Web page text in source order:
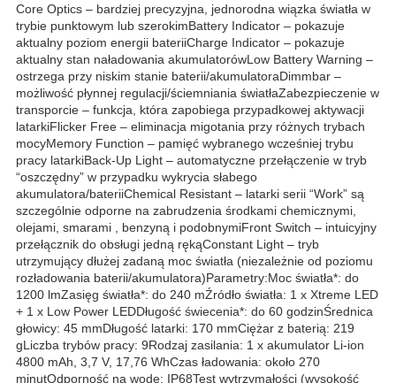
Core Optics – bardziej precyzyjna, jednorodna wiązka światła w
trybie punktowym lub szerokimBattery Indicator – pokazuje
aktualny poziom energii bateriiCharge Indicator – pokazuje
aktualny stan naładowania akumulatorówLow Battery Warning –
ostrzega przy niskim stanie baterii/akumulatoraDimmbar –
możliwość płynnej regulacji/ściemniania światłaZabezpieczenie w
transporcie – funkcja, która zapobiega przypadkowej aktywacji
latarkiFlicker Free – eliminacja migotania przy różnych trybach
mocyMemory Function – pamięć wybranego wcześniej trybu
pracy latarkiBack-Up Light – automatyczne przełączenie w tryb
“oszczędny” w przypadku wykrycia słabego
akumulatora/bateriiChemical Resistant – latarki serii “Work” są
szczególnie odporne na zabrudzenia środkami chemicznymi,
olejami, smarami , benzyną i podobnymiFront Switch – intuicyjny
przełącznik do obsługi jedną rękąConstant Light – tryb
utrzymujący dłużej zadaną moc światła (niezależnie od poziomu
rozładowania baterii/akumulatora)Parametry:Moc światła*: do
1200 lmZasięg światła*: do 240 mŹródło światła: 1 x Xtreme LED
+ 1 x Low Power LEDDługość świecenia*: do 60 godzinŚrednica
głowicy: 45 mmDługość latarki: 170 mmCiężar z baterią: 219
gLiczba trybów pracy: 9Rodzaj zasilania: 1 x akumulator Li-ion
4800 mAh, 3,7 V, 17,76 WhCzas ładowania: około 270
minutOdporność na wodę: IP68Test wytrzymałości (wysokość